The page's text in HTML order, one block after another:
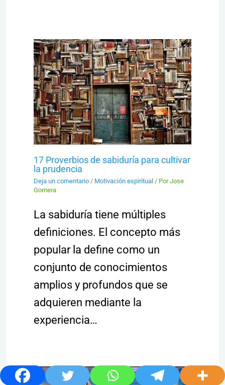
17 Proverbios de sabiduría para cultivar
la prudencia
Deja un comentario / Motivación espiritual / PorJose
Gomera
La sabiduría tiene múltiples
definiciones. El concepto más
popular la define como un
conjunto de conocimientos
amplios y profundos que se
adquieren mediante la
experiencia…